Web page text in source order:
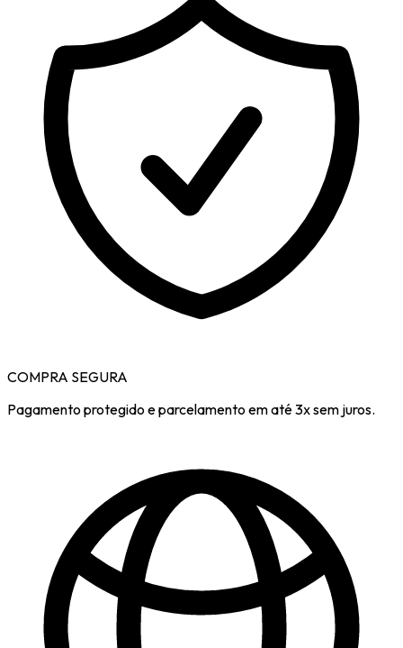
COMPRA SEGURA
Pagamento protegido e parcelamento em até 3x sem juros.